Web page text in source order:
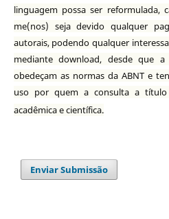
linguagem possa ser reformulada,
me(nos) seja devido qualquer
autorais, podendo qualquer
mediante download, desde que
obedeçam as normas da ABNT e
uso por quem a consulta a
acadêmica e científica.
Enviar Submissão